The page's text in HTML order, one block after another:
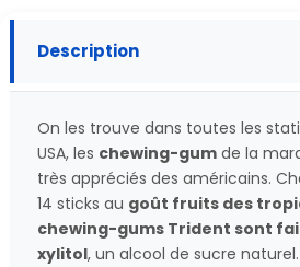
Description
On les trouve dans toutes les
USA, les chewing-gum de la
très appréciés des américains.
14 sticks au goût fruits des
chewing-gums Trident sont
xylitol, un alcool de sucre